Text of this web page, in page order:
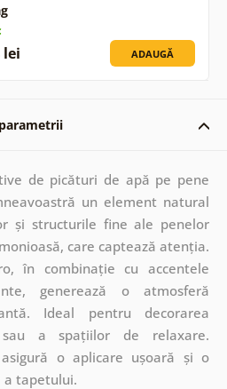
lei ADAUGĂ
de picături de apă pe pene
un element natural
și structurile fine ale penelor
care captează atenția.
în combinație cu accentele
generează o atmosferă
Ideal pentru decorarea
a spațiilor de relaxare.
o aplicare ușoară și o
tapetului.